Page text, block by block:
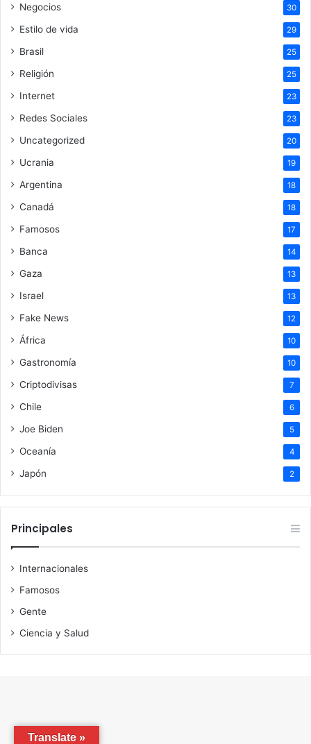
Negocios 30
Estilo de vida 29
Brasil 25
Religión 25
Internet 23
Redes Sociales 23
Uncategorized 20
Ucrania 19
Argentina 18
Canadá 18
Famosos 17
Banca 14
Gaza 13
Israel 13
Fake News 12
África 10
Gastronomía 10
Criptodivisas 7
Chile 6
Joe Biden 5
Oceanía 4
Japón 2
Principales
Internacionales
Famosos
Gente
Ciencia y Salud
Translate »